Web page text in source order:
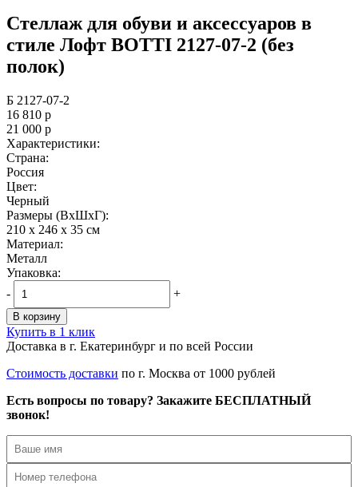
Стеллаж для обуви и аксессуаров в
стиле Лофт BOTTI 2127-07-2 (без
полок)
Б 2127-07-2
16 810 р
21 000 р
Характеристики:
Страна:
Россия
Цвет:
Черный
Размеры (ВxШxГ):
210 x 246 x 35 см
Материал:
Металл
Упаковка:
-
+
В корзину
Купить в 1 клик
Доставка в г. Екатеринбург и по всей России
Стоимость доставки по г. Москва от 1000 рублей
Есть вопросы по товару? Закажите БЕСПЛАТНЫЙ
звонок!